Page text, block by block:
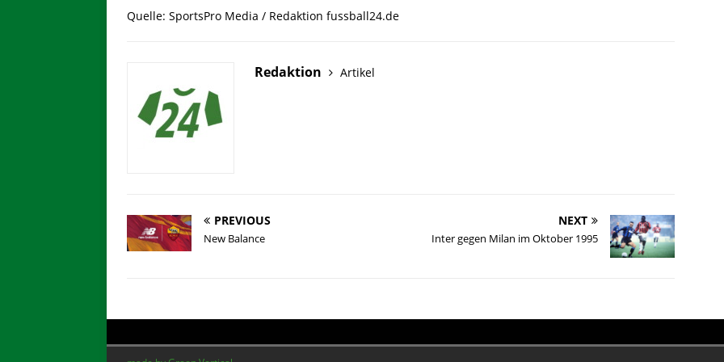
Quelle: SportsPro Media / Redaktion fussball24.de
Redaktion Artikel
PREVIOUS
New Balance
NEXT
Inter gegen Milan im Oktober 1995